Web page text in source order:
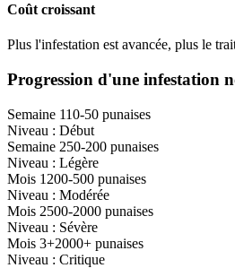
Coût croissant
Plus l'infestation est avancée, plus le
Progression d'une infestation
Semaine 110-50 punaises
Niveau : Début
Semaine 250-200 punaises
Niveau : Légère
Mois 1 200-500 punaises
Niveau : Modérée
Mois 2500-2000 punaises
Niveau : Sévère
Mois 3+2000+ punaises
Niveau : Critique